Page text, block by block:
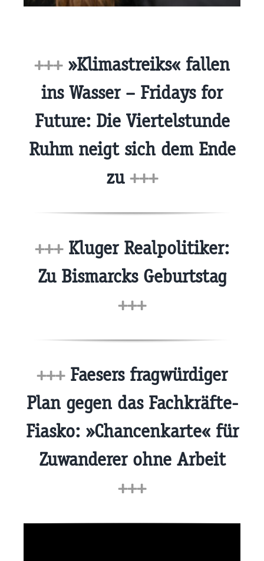
+++»Klimastreiks« fallen
ins Wasser – Fridays for
Future: Die Viertelstunde
Ruhm neigt sich dem Ende
zu +++
+++Kluger Realpolitiker:
Zu Bismarcks Geburtstag
+++
+++Faesers fragwürdiger
Plan gegen das Fachkräfte-
Fiasko: »Chancenkarte« für
Zuwanderer ohne Arbeit
+++